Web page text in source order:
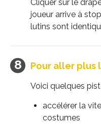
Cliquer sur le
joueur arrive à
lutins sont
Pour aller plus
Voici quelques
accélérer la
costumes